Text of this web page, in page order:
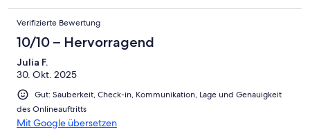
Verifizierte Bewertung
10/10 – Hervorragend
Julia F.
30. Okt. 2025
Gut: Sauberkeit, Check-in, Kommunikation, Lage und Genauigkeit
des Onlineauftritts
Mit Google übersetzen